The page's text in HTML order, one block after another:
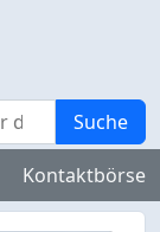
Suche
Kontaktbörse